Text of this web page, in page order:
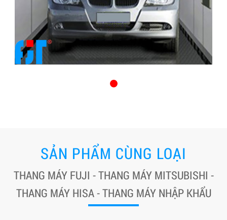
SẢN PHẨM CÙNG LOẠI
THANG MÁY FUJI - THANG MÁY MITSUBISHI -
THANG MÁY HISA - THANG MÁY NHẬP KHẨU